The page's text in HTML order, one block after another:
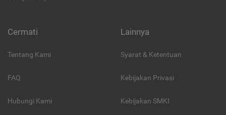
Cermati
Tentang Kami
FAQ
Hubungi Kami
Lainnya
Syarat & Ketentuan
Kebijakan Privasi
Kebijakan SMKI